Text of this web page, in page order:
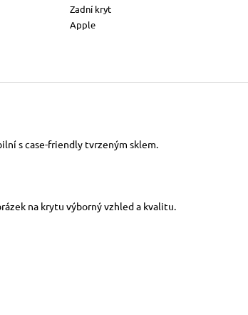
Zadní kryt
Apple
s case-friendly tvrzeným sklem.
na krytu výborný vzhled a kvalitu.